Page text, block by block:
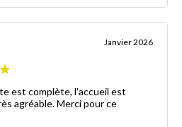
Janvier 2026
est complète, l'accueil est
Merci pour ce